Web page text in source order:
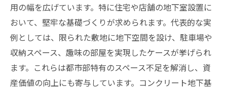
用の幅を広げています。特に住宅や店舗の地下室設置に
おいて、堅牢な基礎づくりが求められます。代表的な実
例としては、限られた敷地に地下空間を設け、駐車場や
収納スペース、趣味の部屋を実現したケースが挙げられ
ます。これらは都市部特有のスペース不足を解消し、資
産価値の向上にも寄与しています。コンクリート地下基